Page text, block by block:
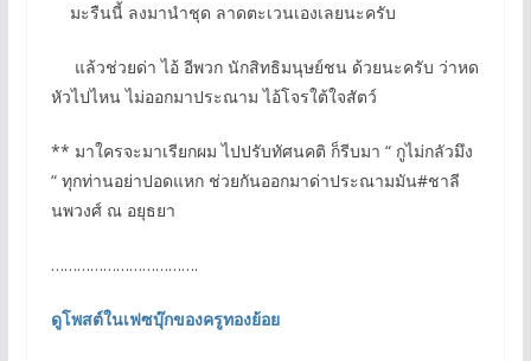
มะรืนนี้ ลงมานำชุด ลาดตะเวนเองเลยนะครับ
แล้วช่วยด่า ไอ้ อีพวก นักสิทธิมนุษย์ชน ด้วยนะครับ ว่าหด
หัวไปไหน ไม่ออกมาประณาม ไอ้โจรใต้ใจสัตว์
** มาใครจะมาเรียกผม ไปปรับทัศนคติ ก็รีบมา “ กูไม่กลัวมึง
“ ทุกท่านอย่าปอดแหก ช่วยกันออกมาด่าประณามมัน#ชาลี
นพวงศ์ ณ อยุธยา
…………………………….
ดูโพสต์ในเฟซบุ๊กของครูทองย้อย